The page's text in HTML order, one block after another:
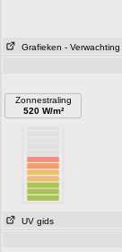
Grafieken - Verwachting
Zonnestraling
520 W/m²
UV gids